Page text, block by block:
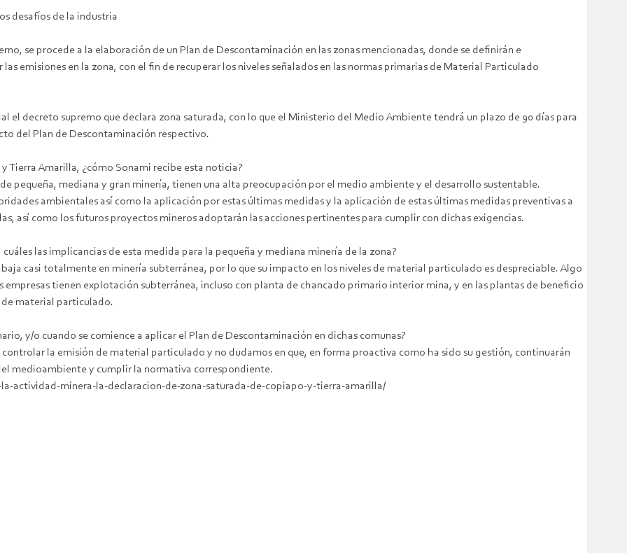
desafíos de la industria
se procede a la elaboración de un Plan de Descontaminación en las zonas mencionadas, donde se definirán e
emisiones en la zona, con el fin de recuperar los niveles señalados en las normas primarias de Material Particulado
el decreto supremo que declara zona saturada, con lo que el Ministerio del Medio Ambiente tendrá un plazo de 90 días para
del Plan de Descontaminación respectivo.
Tierra Amarilla, ¿cómo Sonami recibe esta noticia?
pequeña, mediana y gran minería, tienen una alta preocupación por el medio ambiente y el desarrollo sustentable.
ambientales así como la aplicación por estas últimas medidas y la aplicación de estas últimas medidas preventivas a
así como los futuros proyectos mineros adoptarán las acciones pertinentes para cumplir con dichas exigencias.
las implicancias de esta medida para la pequeña y mediana minería de la zona?
casi totalmente en minería subterránea, por lo que su impacto en los niveles de material particulado es despreciable. Algo
tienen explotación subterránea, incluso con planta de chancado primario interior mina, y en las plantas de beneficio
de material particulado.
y/o cuando se comience a aplicar el Plan de Descontaminación en dichas comunas?
controlar la emisión de material particulado y no dudamos en que, en forma proactiva como ha sido su gestión, continuarán
medioambiente y cumplir la normativa correspondiente.
actividad-minera-la-declaracion-de-zona-saturada-de-copiapo-y-tierra-amarilla/